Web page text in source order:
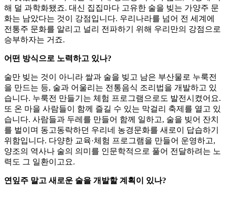
해 덜 과학화됐죠. 대신 집집마다 고유한 술을 빚는 가양주 문
화는 남았다는 것이 강점입니다. 우리나라를 넘어 전 세계에
전통주 문화를 알리고 널리 전파하기 위해 우리만의 강점으로
승부하자는 거죠.
어떤 방식으로 노력하고 있나?
술만 빚는 것이 아니라 쌀과 술을 빚고 남은 부산물로 누룩전
을 만드는 등, 술과 어울리는 전통음식 조리법을 개발하고 있
습니다. 누룩전 만들기는 체험 프로그램으로도 발전시켰어요.
또 온 마을 사람들이 함께 즐길 수 있는 막걸리 축제를 열고 있
습니다. 사람들과 두레를 만들어 함께 일하고, 술을 빚어 잔치
를 벌이며 동고동락하던 우리네 농경문화를 새로이 답습하기
위함입니다. 다양한 교육·체험 프로그램을 만들어 운영하고,
양조의 역사나 술의 의미를 인문학적으로 풀어 전달하려는 노
력도 그 일환이고요.
연잎주 말고 새로운 술을 개발할 계획이 있나?